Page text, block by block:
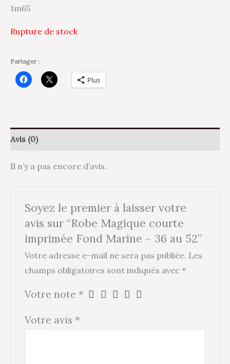
1m65
Rupture de stock
Partager :
Plus
Avis (0)
Il n’y a pas encore d’avis.
Soyez le premier à laisser votre
avis sur “Robe Magique courte
imprimée Fond Marine – 36 au 52”
Votre adresse e-mail ne sera pas publiée. Les
champs obligatoires sont indiqués avec *
Votre note *
Votre avis *